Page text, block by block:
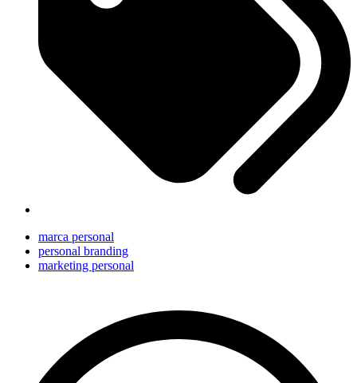
marca personal
personal branding
marketing personal